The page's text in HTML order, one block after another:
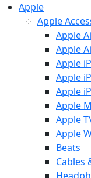
Apple
Apple
Apple
Apple
Apple
Apple
Apple
Apple
Apple
Apple
Beats
Cables